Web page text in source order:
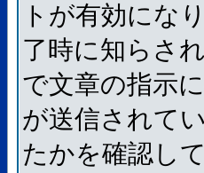
トが有効にな
了時に知らさ
で文章の指示
が送信されて
たかを確認し